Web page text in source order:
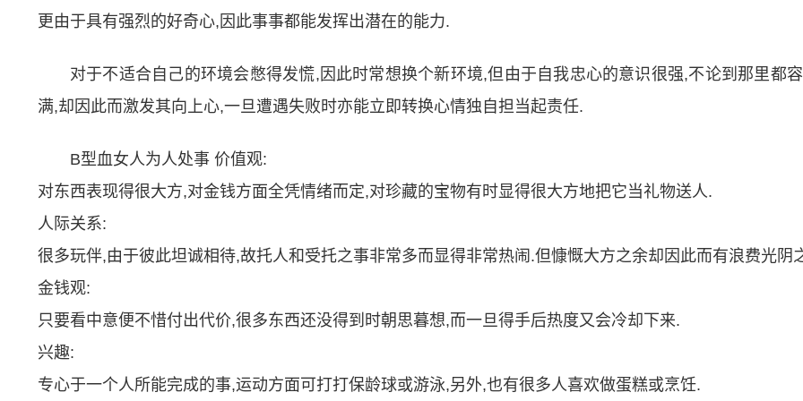
更由于具有强烈的好奇心,因此事事都能发挥出潜在的能力.
对于不适合自己的环境会憋得发慌,因此时常想换个新环境,但由于自我忠心的意识很强,不论到那里都
满,却因此而激发其向上心,一旦遭遇失败时亦能立即转换心情独自担当起责任.
B型血女人为人处事 价值观:
对东西表现得很大方,对金钱方面全凭情绪而定,对珍藏的宝物有时显得很大方地把它当礼物送人.
人际关系:
很多玩伴,由于彼此坦诚相待,故托人和受托之事非常多而显得非常热闹.但慷慨大方之余却因此而有浪费光阴
金钱观:
只要看中意便不惜付出代价,很多东西还没得到时朝思暮想,而一旦得手后热度又会冷却下来.
兴趣:
专心于一个人所能完成的事,运动方面可打打保龄球或游泳,另外,也有很多人喜欢做蛋糕或烹饪.